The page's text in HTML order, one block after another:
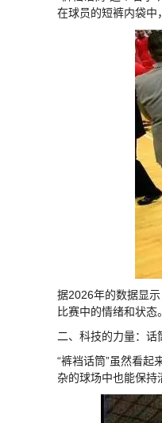
在球员的短裤内袋中
据2026年的数据显
比赛中的情绪和状态。
二、科技的力量：话
“裤裆话筒”虽然看
杂的球场中也能保持